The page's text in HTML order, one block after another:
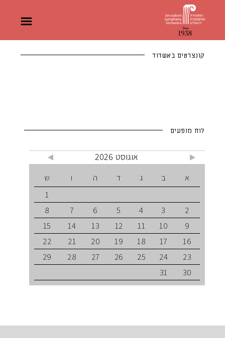
קונצרטים באשדוד
לוח מופעים
אוגוסט 2026
א ב ג ד ה ו
ש
1
2
3
4
5
6
7
8
9
10
11
12
13
14
15
16
17
18
19
20
21
22
23
24
25
26
27
28
29
30
31